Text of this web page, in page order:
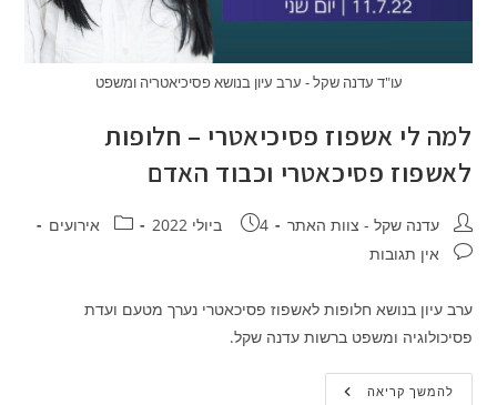
עו"ד עדנה שקל - ערב עיון בנושא פסיכיאטריה ומשפט
למה לי אשפוז פסיכיאטרי – חלופות
לאשפוז פסיכאטרי וכבוד האדם
מחבר:עדנה שקל - צוות האתר פורסם:
4 ביולי 2022 קטגוריה:אירועים
תגובות:אין תגובות
ערב עיון בנושא חלופות לאשפוז פסיכאטרי נערך מטעם ועדת
פסיכולוגיה ומשפט ברשות עדנה שקל.
להמשך קריאהלמה